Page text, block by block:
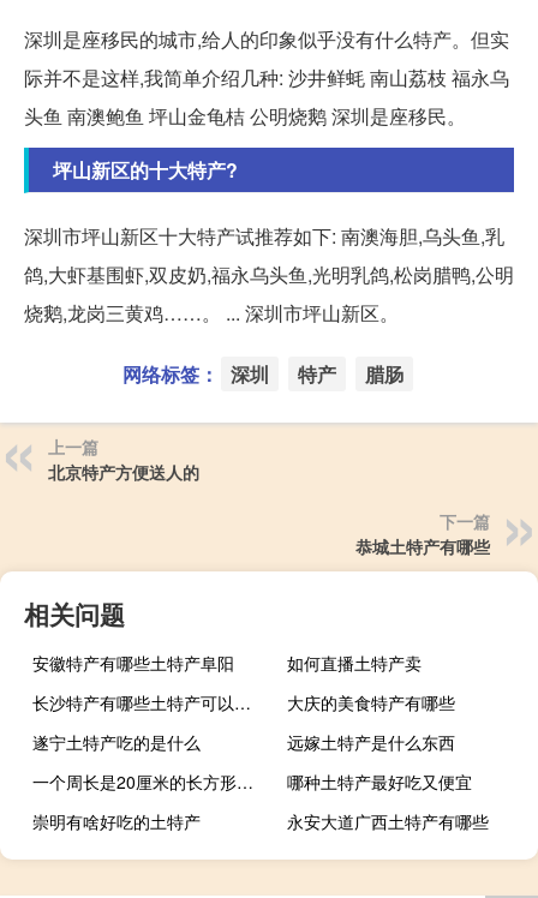
深圳是座移民的城市,给人的印象似乎没有什么特产。但实
际并不是这样,我简单介绍几种: 沙井鲜蚝 南山荔枝 福永乌
头鱼 南澳鲍鱼 坪山金龟桔 公明烧鹅 深圳是座移民。
坪山新区的十大特产?
深圳市坪山新区十大特产试推荐如下: 南澳海胆,乌头鱼,乳
鸽,大虾基围虾,双皮奶,福永乌头鱼,光明乳鸽,松岗腊鸭,公明
烧鹅,龙岗三黄鸡……。 ... 深圳市坪山新区。
网络标签： 深圳 特产 腊肠
上一篇
北京特产方便送人的
下一篇
恭城土特产有哪些
相关问题
安徽特产有哪些土特产阜阳
如何直播土特产卖
长沙特产有哪些土特产可以带走
大庆的美食特产有哪些
遂宁土特产吃的是什么
远嫁土特产是什么东西
一个周长是20厘米的长方形，它的长不可能是
哪种土特产最好吃又便宜
崇明有啥好吃的土特产
永安大道广西土特产有哪些